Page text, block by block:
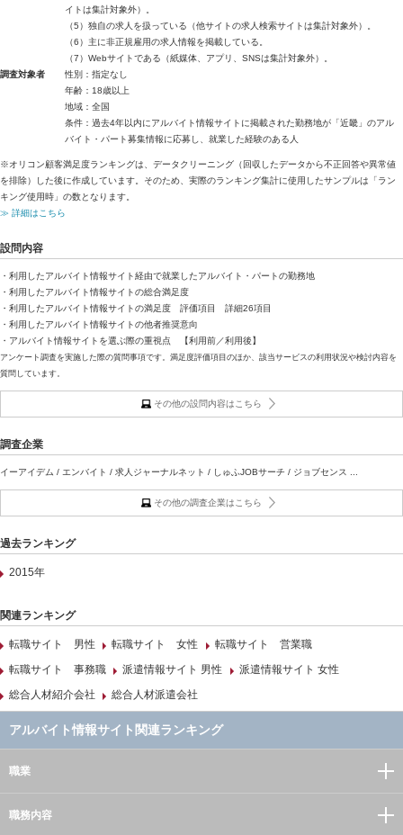
イトは集計対象外）。
（5）独自の求人を扱っている（他サイトの求人検索サイトは集計対象外）。
（6）主に非正規雇用の求人情報を掲載している。
（7）Webサイトである（紙媒体、アプリ、SNSは集計対象外）。
調査対象者
性別：指定なし
年齢：18歳以上
地域：全国
条件：過去4年以内にアルバイト情報サイトに掲載された勤務地が「近畿」のアル
バイト・パート募集情報に応募し、就業した経験のある人
※オリコン顧客満足度ランキングは、データクリーニング（回収したデータから不正回答や異常値
を排除）した後に作成しています。そのため、実際のランキング集計に使用したサンプルは「ラン
キング使用時」の数となります。
≫ 詳細はこちら
設問内容
・利用したアルバイト情報サイト経由で就業したアルバイト・パートの勤務地
・利用したアルバイト情報サイトの総合満足度
・利用したアルバイト情報サイトの満足度 評価項目 詳細26項目
・利用したアルバイト情報サイトの他者推奨意向
・アルバイト情報サイトを選ぶ際の重視点 【利用前／利用後】
アンケート調査を実施した際の質問事項です。満足度評価項目のほか、該当サービスの利用状況や検討内容を
質問しています。
その他の設問内容はこちら
調査企業
イーアイデム / エンバイト / 求人ジャーナルネット / しゅふJOBサーチ / ジョブセンス ...
その他の調査企業はこちら
過去ランキング
2015年
関連ランキング
転職サイト 男性 転職サイト 女性
転職サイト 営業職
転職サイト 事務職
派遣情報サイト 男性
派遣情報サイト 女性
総合人材紹介会社
総合人材派遣会社
アルバイト情報サイト関連ランキング
職業
職務内容